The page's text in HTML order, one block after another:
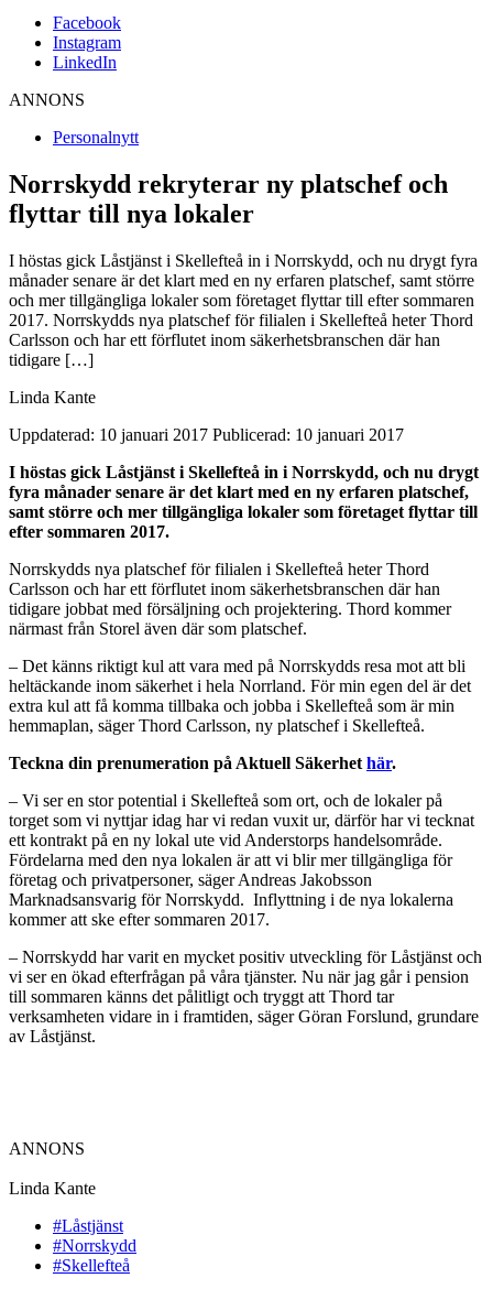
Facebook
Instagram
LinkedIn
ANNONS
Personalnytt
Norrskydd rekryterar ny platschef och
flyttar till nya lokaler
I höstas gick Låstjänst i Skellefteå in i Norrskydd, och nu drygt fyra
månader senare är det klart med en ny erfaren platschef, samt större
och mer tillgängliga lokaler som företaget flyttar till efter sommaren
2017. Norrskydds nya platschef för filialen i Skellefteå heter Thord
Carlsson och har ett förflutet inom säkerhetsbranschen där han
tidigare […]
Linda Kante
Uppdaterad: 10 januari 2017 Publicerad: 10 januari 2017
I höstas gick Låstjänst i Skellefteå in i Norrskydd, och nu drygt
fyra månader senare är det klart med en ny erfaren platschef,
samt större och mer tillgängliga lokaler som företaget flyttar till
efter sommaren 2017.
Norrskydds nya platschef för filialen i Skellefteå heter Thord
Carlsson och har ett förflutet inom säkerhetsbranschen där han
tidigare jobbat med försäljning och projektering. Thord kommer
närmast från Storel även där som platschef.
– Det känns riktigt kul att vara med på Norrskydds resa mot att bli
heltäckande inom säkerhet i hela Norrland. För min egen del är det
extra kul att få komma tillbaka och jobba i Skellefteå som är min
hemmaplan, säger Thord Carlsson, ny platschef i Skellefteå.
Teckna din prenumeration på Aktuell Säkerhet här.
– Vi ser en stor potential i Skellefteå som ort, och de lokaler på
torget som vi nyttjar idag har vi redan vuxit ur, därför har vi tecknat
ett kontrakt på en ny lokal ute vid Anderstorps handelsområde.
Fördelarna med den nya lokalen är att vi blir mer tillgängliga för
företag och privatpersoner, säger Andreas Jakobsson
Marknadsansvarig för Norrskydd. Inflyttning i de nya lokalerna
kommer att ske efter sommaren 2017.
– Norrskydd har varit en mycket positiv utveckling för Låstjänst och
vi ser en ökad efterfrågan på våra tjänster. Nu när jag går i pension
till sommaren känns det pålitligt och tryggt att Thord tar
verksamheten vidare in i framtiden, säger Göran Forslund, grundare
av Låstjänst.
ANNONS
Linda Kante
#Låstjänst
#Norrskydd
#Skellefteå